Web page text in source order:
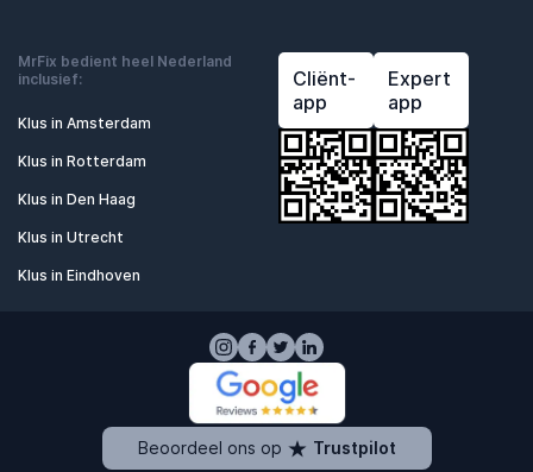
MrFix bedient heel Nederland
inclusief:
Klus in Amsterdam
Klus in Rotterdam
Klus in Den Haag
Klus in Utrecht
Klus in Eindhoven
Cliënt-
app
Expert
app
Beoordeel ons op Trustpilot